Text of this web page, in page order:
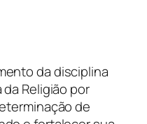
da disciplina
Religião por
de